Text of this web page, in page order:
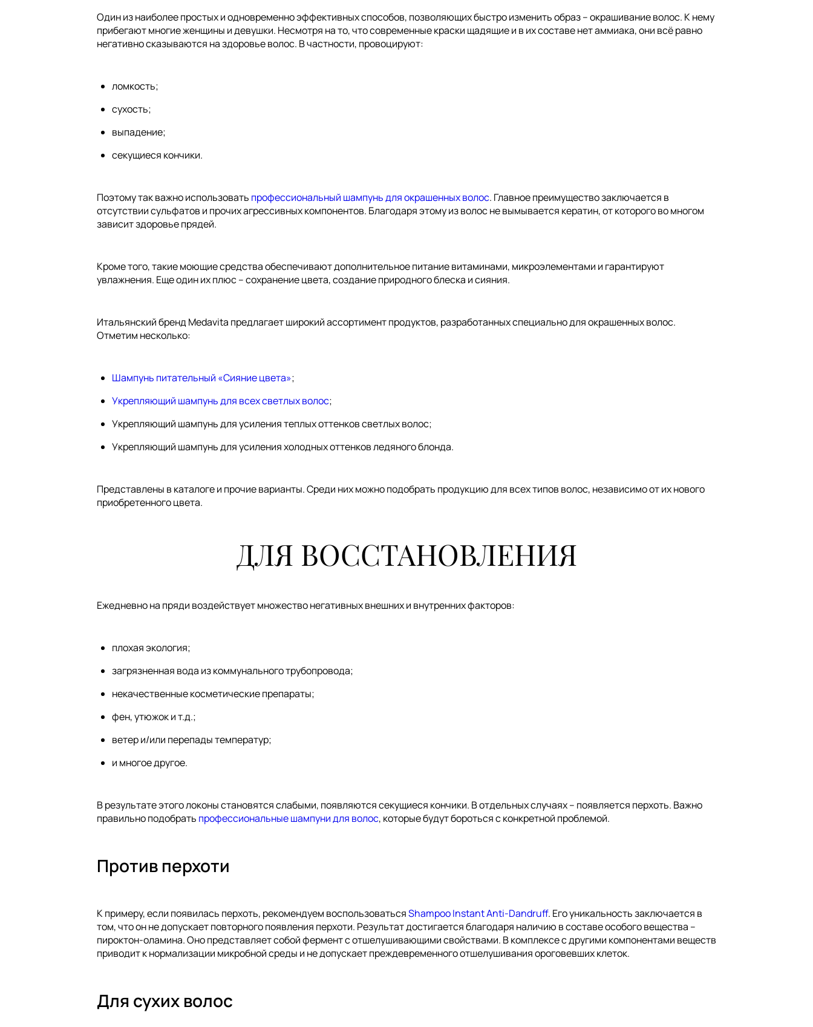
Один из наиболее простых и одновременно эффективных способов, позволяющих быстро изменить образ – окрашивание волос. К нему
прибегают многие женщины и девушки. Несмотря на то, что современные краски щадящие и в их составе нет аммиака, они всё равно
негативно сказываются на здоровье волос. В частности, провоцируют:
ломкость;
сухость;
выпадение;
секущиеся кончики.
Поэтому так важно использовать профессиональный шампунь для окрашенных волос. Главное преимущество заключается в
отсутствии сульфатов и прочих агрессивных компонентов. Благодаря этому из волос не вымывается кератин, от которого во многом
зависит здоровье прядей.
Кроме того, такие моющие средства обеспечивают дополнительное питание витаминами, микроэлементами и гарантируют
увлажнения. Еще один их плюс – сохранение цвета, создание природного блеска и сияния.
Итальянский бренд Medavita предлагает широкий ассортимент продуктов, разработанных специально для окрашенных волос.
Отметим несколько:
Шампунь питательный «Сияние цвета»;
Укрепляющий шампунь для всех светлых волос;
Укрепляющий шампунь для усиления теплых оттенков светлых волос;
Укрепляющий шампунь для усиления холодных оттенков ледяного блонда.
Представлены в каталоге и прочие варианты. Среди них можно подобрать продукцию для всех типов волос, независимо от их нового
приобретенного цвета.
ДЛЯ ВОССТАНОВЛЕНИЯ
Ежедневно на пряди воздействует множество негативных внешних и внутренних факторов:
плохая экология;
загрязненная вода из коммунального трубопровода;
некачественные косметические препараты;
фен, утюжок и т.д.;
ветер и/или перепады температур;
и многое другое.
В результате этого локоны становятся слабыми, появляются секущиеся кончики. В отдельных случаях – появляется перхоть. Важно
правильно подобрать профессиональные шампуни для волос, которые будут бороться с конкретной проблемой.
Против перхоти
К примеру, если появилась перхоть, рекомендуем воспользоватьсяShampoo Instant Anti-Dandruff. Его уникальность заключается в
том, что он не допускает повторного появления перхоти. Результат достигается благодаря наличию в составе особого вещества –
пироктон-оламина. Оно представляет собой фермент с отшелушивающими свойствами. В комплексе с другими компонентами веществ
приводит к нормализации микробной среды и не допускает преждевременного отшелушивания ороговевших клеток.
Для сухих волос